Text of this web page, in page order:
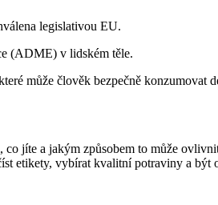
legislativou EU.
(ADME) v lidském těle.
může člověk bezpečně konzumovat
jíte a jakým způsobem to může
etikety, vybírat kvalitní potraviny a